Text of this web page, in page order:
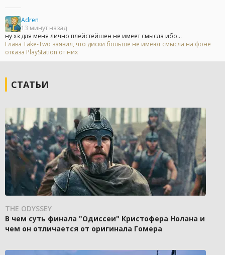
Adren
13 минут назад
ну хз для меня лично плейстейшен не имеет смысла ибо...
Глава Take-Two заявил, что диски больше не имеют смысла на фоне
отказа PlayStation от них
СТАТЬИ
THE ODYSSEY
В чем суть финала "Одиссеи" Кристофера Нолана и
чем он отличается от оригинала Гомера